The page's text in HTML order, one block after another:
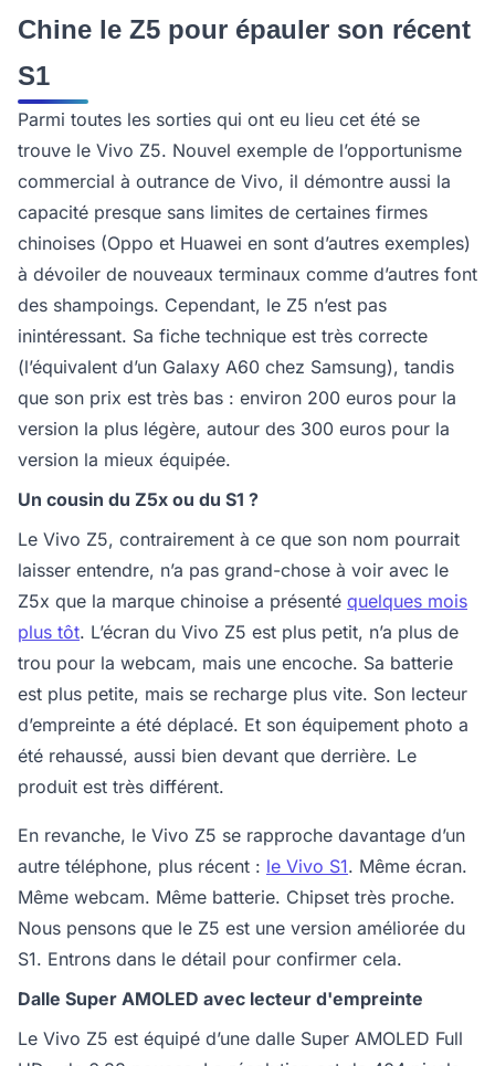
Chine le Z5 pour épauler son récent
S1
Parmi toutes les sorties qui ont eu lieu cet été se
trouve le Vivo Z5. Nouvel exemple de l’opportunisme
commercial à outrance de Vivo, il démontre aussi la
capacité presque sans limites de certaines firmes
chinoises (Oppo et Huawei en sont d’autres exemples)
à dévoiler de nouveaux terminaux comme d’autres font
des shampoings. Cependant, le Z5 n’est pas
inintéressant. Sa fiche technique est très correcte
(l’équivalent d’un Galaxy A60 chez Samsung), tandis
que son prix est très bas : environ 200 euros pour la
version la plus légère, autour des 300 euros pour la
version la mieux équipée.
Un cousin du Z5x ou du S1 ?
Le Vivo Z5, contrairement à ce que son nom pourrait
laisser entendre, n’a pas grand-chose à voir avec le
Z5x que la marque chinoise a présenté quelques mois
plus tôt. L’écran du Vivo Z5 est plus petit, n’a plus de
trou pour la webcam, mais une encoche. Sa batterie
est plus petite, mais se recharge plus vite. Son lecteur
d’empreinte a été déplacé. Et son équipement photo a
été rehaussé, aussi bien devant que derrière. Le
produit est très différent.
En revanche, le Vivo Z5 se rapproche davantage d’un
autre téléphone, plus récent : le Vivo S1. Même écran.
Même webcam. Même batterie. Chipset très proche.
Nous pensons que le Z5 est une version améliorée du
S1. Entrons dans le détail pour confirmer cela.
Dalle Super AMOLED avec lecteur d'empreinte
Le Vivo Z5 est équipé d’une dalle Super AMOLED Full